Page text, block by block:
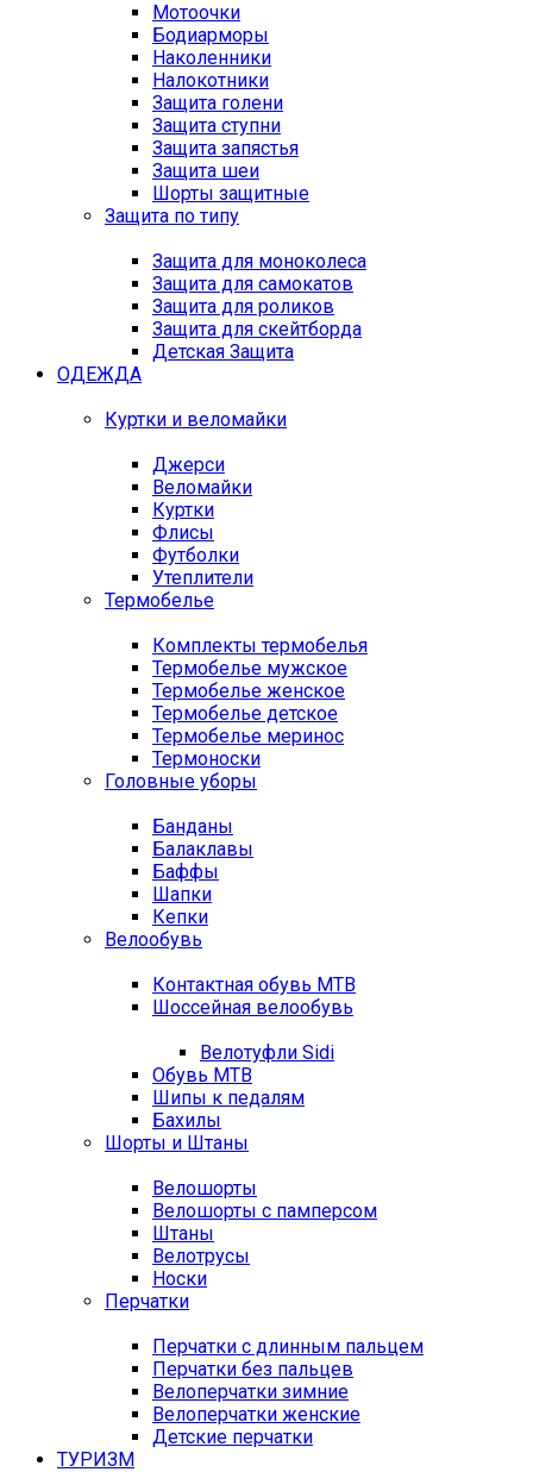
Мотоочки
Бодиарморы
Наколенники
Налокотники
Защита голени
Защита ступни
Защита запястья
Защита шеи
Шорты защитные
Защита по типу
Защита для моноколеса
Защита для самокатов
Защита для роликов
Защита для скейтборда
Детская Защита
ОДЕЖДА
Куртки и веломайки
Джерси
Веломайки
Куртки
Флисы
Футболки
Утеплители
Термобелье
Комплекты термобелья
Термобелье мужское
Термобелье женское
Термобелье детское
Термобелье меринос
Термоноски
Головные уборы
Банданы
Балаклавы
Баффы
Шапки
Кепки
Велообувь
Контактная обувь MTB
Шоссейная велообувь
Велотуфли Sidi
Обувь MTB
Шипы к педалям
Бахилы
Шорты и Штаны
Велошорты
Велошорты с памперсом
Штаны
Велотрусы
Носки
Перчатки
Перчатки с длинным пальцем
Перчатки без пальцев
Велоперчатки зимние
Велоперчатки женские
Детские перчатки
ТУРИЗМ